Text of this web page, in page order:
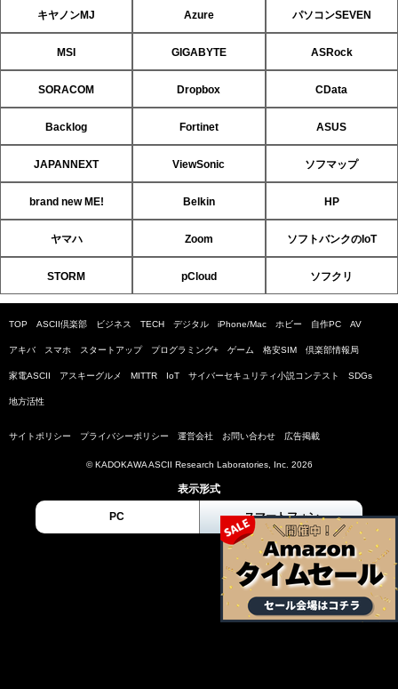
キヤノンMJ Azure パソコンSEVEN
MSI GIGABYTE ASRock
SORACOM Dropbox CData
Backlog Fortinet ASUS
JAPANNEXT ViewSonic ソフマップ
brand new ME! Belkin HP
ヤマハ Zoom ソフトバンクのIoT
STORM pCloud ソフクリ
TOP ASCII倶楽部 ビジネス TECH デジタル iPhone/Mac ホビー 自作PC AV
アキバ スマホ スタートアップ プログラミング+ ゲーム 格安SIM 倶楽部情報局
家電ASCII アスキーグルメ MITTR IoT サイバーセキュリティ小説コンテスト SDGs
地方活性
サイトポリシー プライバシーポリシー 運営会社 お問い合わせ 広告掲載
© KADOKAWA ASCII Research Laboratories, Inc. 2026
表示形式
PC スマートフォン